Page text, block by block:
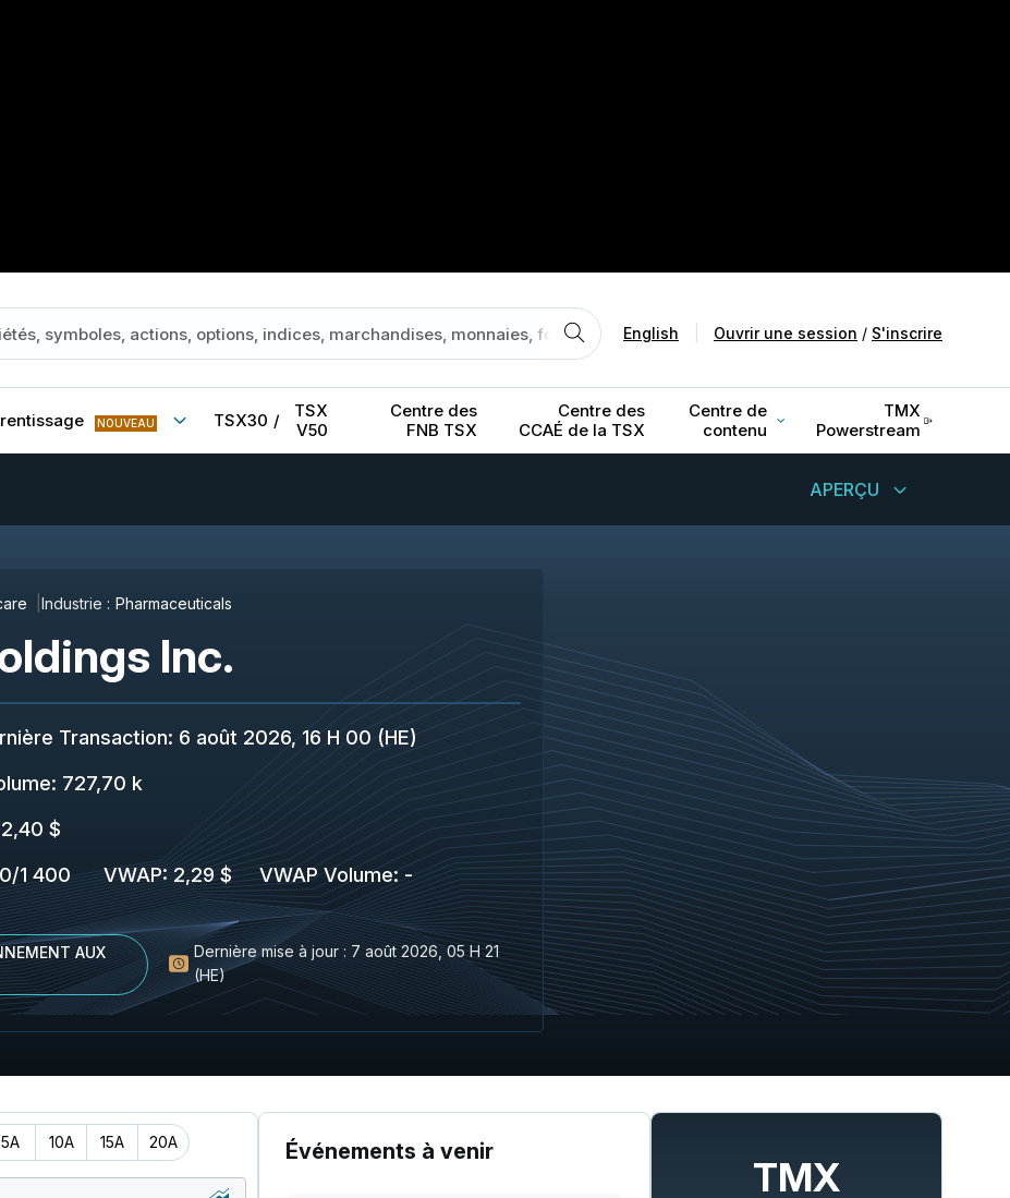
English Ouvrir une session / S'inscrire
NOUVEAU TSX30 /
TSX
V50
Centre des
FNB TSX
Centre des
CCAÉ de la TSX
Centre de
contenu
TMX
Powerstream
APERÇU
Industrie : Pharmaceuticals
Inc.
Transaction: 6 août 2026, 16 H 00 (HE)
727,70 k
2,40 $
/1 400 VWAP: 2,29 $ VWAP Volume: -
AUX
Dernière mise à jour : 7 août 2026, 05 H 21
(HE)
5A 10A 15A 20A Événements à venir
TMX